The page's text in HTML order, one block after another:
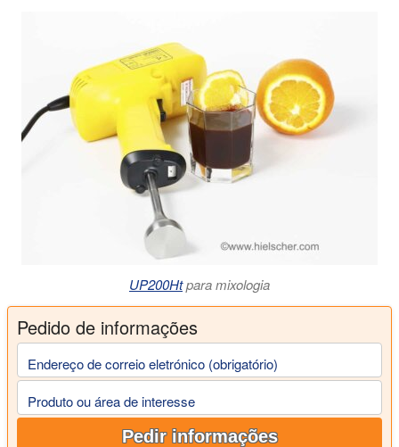
UP200Htpara mixologia
Pedido de informações
Endereço de correio eletrónico (obrigatório)
Produto ou área de interesse
Pedir informações